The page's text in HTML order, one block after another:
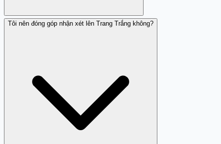
Nếu bạn đã chuyển tiền hoặc cung cấp thông tin nhạy
hiệu hình sự.
Tôi nên đóng góp nhận xét lên Trang Trắng không?